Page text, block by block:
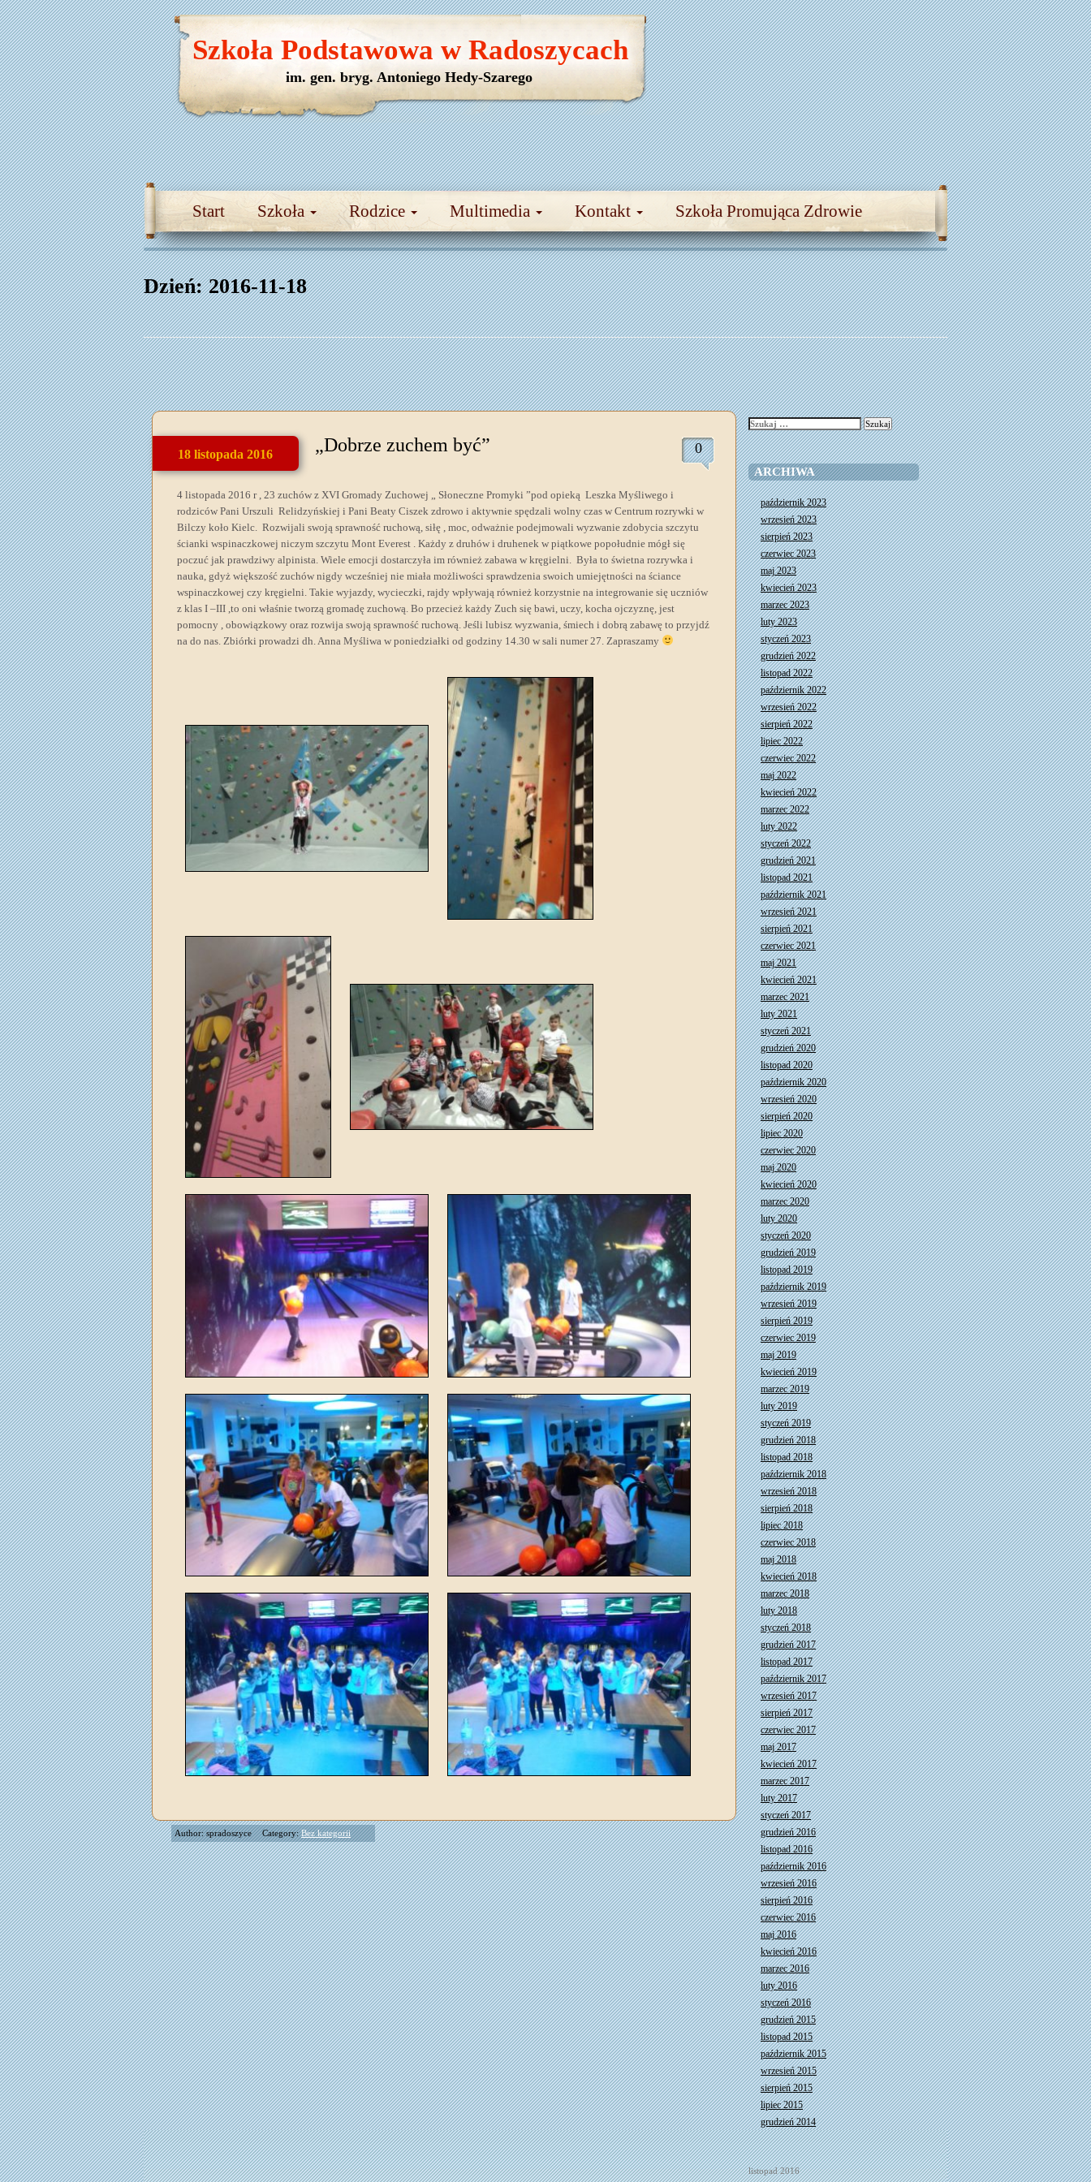
Start Szkoła Rodzice Multimedia Kontakt Szkoła Promująca Zdrowie
Szkoła Podstawowa w Radoszycach
im. gen. bryg. Antoniego Hedy-Szarego
Dzień:2016-11-18
18 listopada 2016 „Dobrze zuchem być” 0
4 listopada 2016 r , 23 zuchów z XVI Gromady Zuchowej „ Słoneczne Promyki ”pod opieką Leszka Myśliwego i
rodziców Pani Urszuli Relidzyńskiej i Pani Beaty Ciszek zdrowo i aktywnie spędzali wolny czas w Centrum rozrywki w
Bilczy koło Kielc. Rozwijali swoją sprawność ruchową, siłę , moc, odważnie podejmowali wyzwanie zdobycia szczytu
ścianki wspinaczkowej niczym szczytu Mont Everest . Każdy z druhów i druhenek w piątkowe popołudnie mógł się
poczuć jak prawdziwy alpinista. Wiele emocji dostarczyła im również zabawa w kręgielni. Była to świetna rozrywka i
nauka, gdyż większość zuchów nigdy wcześniej nie miała możliwości sprawdzenia swoich umiejętności na ściance
wspinaczkowej czy kręgielni. Takie wyjazdy, wycieczki, rajdy wpływają również korzystnie na integrowanie się uczniów
z klas I –III ,to oni właśnie tworzą gromadę zuchową. Bo przecież każdy Zuch się bawi, uczy, kocha ojczyznę, jest
pomocny , obowiązkowy oraz rozwija swoją sprawność ruchową. Jeśli lubisz wyzwania, śmiech i dobrą zabawę to przyjdź
na do nas. Zbiórki prowadzi dh. Anna Myśliwa w poniedziałki od godziny 14.30 w sali numer 27. Zapraszamy
Author: spradoszyce Category:Bez kategorii
Szukaj:
ARCHIWA
październik 2023
wrzesień 2023
sierpień 2023
czerwiec 2023
maj 2023
kwiecień 2023
marzec 2023
luty 2023
styczeń 2023
grudzień 2022
listopad 2022
październik 2022
wrzesień 2022
sierpień 2022
lipiec 2022
czerwiec 2022
maj 2022
kwiecień 2022
marzec 2022
luty 2022
styczeń 2022
grudzień 2021
listopad 2021
październik 2021
wrzesień 2021
sierpień 2021
czerwiec 2021
maj 2021
kwiecień 2021
marzec 2021
luty 2021
styczeń 2021
grudzień 2020
listopad 2020
październik 2020
wrzesień 2020
sierpień 2020
lipiec 2020
czerwiec 2020
maj 2020
kwiecień 2020
marzec 2020
luty 2020
styczeń 2020
grudzień 2019
listopad 2019
październik 2019
wrzesień 2019
sierpień 2019
czerwiec 2019
maj 2019
kwiecień 2019
marzec 2019
luty 2019
styczeń 2019
grudzień 2018
listopad 2018
październik 2018
wrzesień 2018
sierpień 2018
lipiec 2018
czerwiec 2018
maj 2018
kwiecień 2018
marzec 2018
luty 2018
styczeń 2018
grudzień 2017
listopad 2017
październik 2017
wrzesień 2017
sierpień 2017
czerwiec 2017
maj 2017
kwiecień 2017
marzec 2017
luty 2017
styczeń 2017
grudzień 2016
listopad 2016
październik 2016
wrzesień 2016
sierpień 2016
czerwiec 2016
maj 2016
kwiecień 2016
marzec 2016
luty 2016
styczeń 2016
grudzień 2015
listopad 2015
październik 2015
wrzesień 2015
sierpień 2015
lipiec 2015
grudzień 2014
listopad 2016